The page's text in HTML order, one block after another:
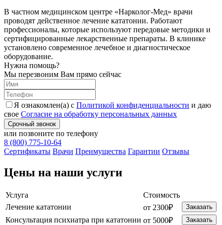
В частном медицинском центре «Нарколог-Мед» врачи
проводят действенное лечение кататонии. Работают
профессионалы, которые используют передовые методики и
сертифицированные лекарственные препараты. В клинике
установлено современное лечебное и диагностическое
оборудование.
Нужна помощь?
Мы перезвоним Вам прямо сейчас
Я ознакомлен(а) с Политикой конфиденциальности и даю
свое Согласие на обработку персональных данных
Срочный звонок
или позвоните по телефону
8 (800) 775-10-64
Cертификаты Врачи Преимущества Гарантии Отзывы
Цены на наши услуги
Услуга
Стоимость
Лечение кататонии
от 2300₽ Заказать
Консультация психиатра при кататонии от 5000₽ Заказать